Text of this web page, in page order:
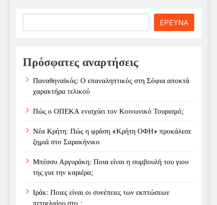
ΕΡΕΥΝΑ
Πρόσφατες αναρτήσεις
Παναθηναϊκός: Ο επαναληπτικός στη Σόφια αποκτά
χαρακτήρα τελικού
Πώς ο ΟΠΕΚΑ ενισχύει τον Κοινωνικό Τουρισμό;
Νέα Κρήτη: Πώς η φράση «Κρήτη ΟΦΗ» προκάλεσε
ζημιά στο Σαρακήνικο
Μπέσσυ Αργυράκη: Ποια είναι η συμβουλή του γιου
της για την καριέρα;
Ιράκ: Ποιες είναι οι συνέπειες των εκπτώσεων